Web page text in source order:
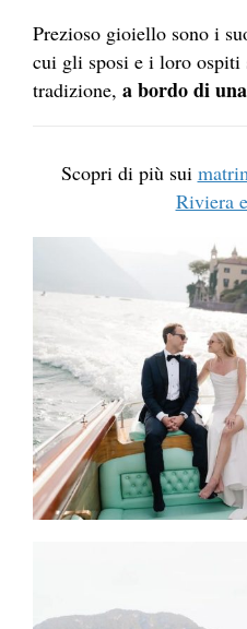
Prezioso gioiello sono i
cui gli sposi e i loro ospiti
tradizione, a bordo di
Scopri di più sui
Riviera